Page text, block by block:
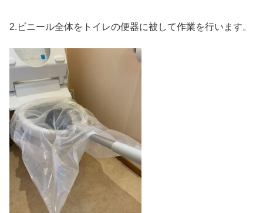
2.ビニール全体をトイレの便器に被して作業を行います。